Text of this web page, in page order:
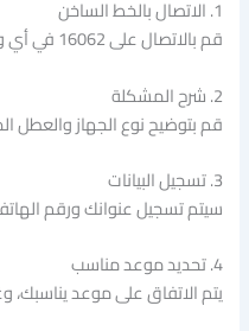
1. الاتصال بالخط الساخن
قم بالاتصال على 16062 في أي وقت خلال ساعات العمل.
2. شرح المشكلة
قم بتوضيح نوع الجهاز والعطل
3. تسجيل البيانات
سيتم تسجيل عنوانك ورقم
4. تحديد موعد مناسب
يتم الاتفاق على موعد يناسبك،